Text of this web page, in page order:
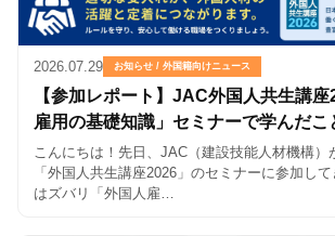
2026.07.29 お知らせ / 外国籍向けニュース
【参加レポート】JAC外国人共生講
雇用の基礎知識」セミナーで学んだこ
こんにちは！先日、JAC（建設技能人材機構）
「外国人共生講座2026」のセミナーに参加し
はズバリ「外国人雇…